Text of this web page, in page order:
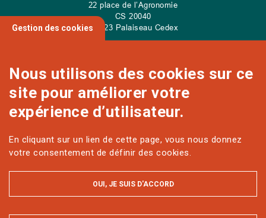
22 place de l’Agronomie
CS 20040
91 123 Palaiseau Cedex
NOUS CONTACTER
Sur les réseaux
Gestion des cookies
Nous utilisons des cookies sur ce
site pour améliorer votre
expérience d’utilisateur.
En cliquant sur un lien de cette page, vous nous donnez
votre consentement de définir des cookies.
OUI, JE SUIS D'ACCORD